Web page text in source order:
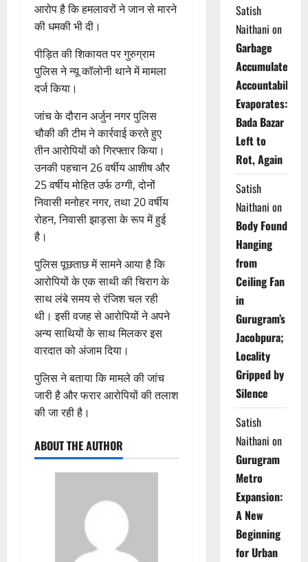
आरोप है कि हमलावरों ने जान से मारने
की धमकी भी दी।
पीड़ित की शिकायत पर गुरुग्राम
पुलिस ने न्यू कॉलोनी थाने में मामला
दर्ज किया।
जांच के दौरान अर्जुन नगर पुलिस
चौकी की टीम ने कार्रवाई करते हुए
तीन आरोपियों को गिरफ्तार किया।
उनकी पहचान 26 वर्षीय आशीष और
25 वर्षीय मोहित उर्फ ठग्गी, दोनों
निवासी मनोहर नगर, तथा 20 वर्षीय
रोहन, निवासी झाड़सा के रूप में हुई
है।
पुलिस पूछताछ में सामने आया है कि
आरोपियों के एक साथी की चिराग के
साथ लंबे समय से रंजिश चल रही
थी। इसी वजह से आरोपियों ने अपने
अन्य साथियों के साथ मिलकर इस
वारदात को अंजाम दिया।
पुलिस ने बताया कि मामले की जांच
जारी है और फरार आरोपियों की तलाश
की जा रही है।
ABOUT THE AUTHOR
Satish
Naithani on
Garbage
Accumulates,
Accountability
Evaporates:
Bada Bazar
Left to
Rot, Again
Satish
Naithani on
Body Found
Hanging
from
Ceiling Fan
in
Gurugram’s
Jacobpura;
Locality
Gripped by
Silence
Satish
Naithani on
Gurugram
Metro
Expansion:
A New
Beginning
for Urban